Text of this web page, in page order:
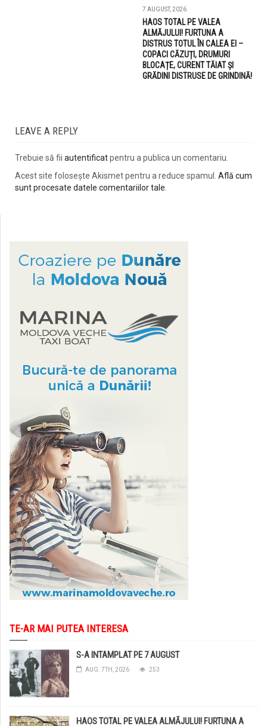
7 AUGUST, 2026
HAOS TOTAL PE VALEA
ALMĂJULUI! FURTUNA A
DISTRUS TOTUL ÎN CALEA EI –
COPACI CĂZUȚI, DRUMURI
BLOCAȚE, CURENT TĂIAT ȘI
GRĂDINI DISTRUSE DE GRINDINĂ!
LEAVE A REPLY
Trebuie să fii autentificatpentru a publica un comentariu.
Acest site folosește Akismet pentru a reduce spamul. Află cum
sunt procesate datele comentariilor tale
TE-AR MAI PUTEA INTERESA
S-A INTAMPLAT PE 7 AUGUST
AUG. 7TH, 2026 253
HAOS TOTAL PE VALEA ALMĂJULUI! FURTUNA A